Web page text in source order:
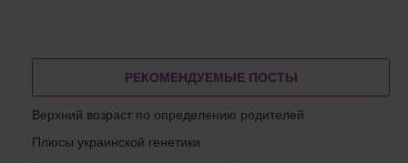
РЕКОМЕНДУЕМЫЕ ПОСТЫ
Верхний возраст по определению родителей
Плюсы украинской генетики